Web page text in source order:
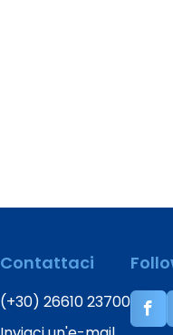
Contattaci
(+30) 26610 23700